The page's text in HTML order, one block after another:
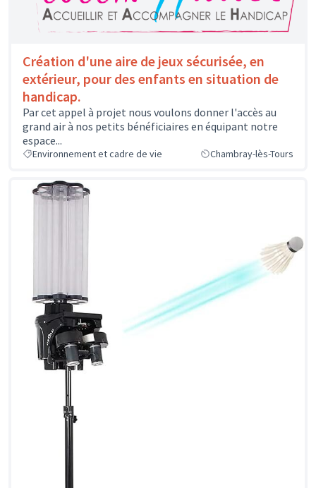
Création d'une aire de jeux sécurisée, en
extérieur, pour des enfants en situation de
handicap.
Par cet appel à projet nous voulons donner l'accès au
grand air à nos petits bénéficiaires en équipant notre
espace...
Environnement et cadre de vie Chambray-lès-Tours